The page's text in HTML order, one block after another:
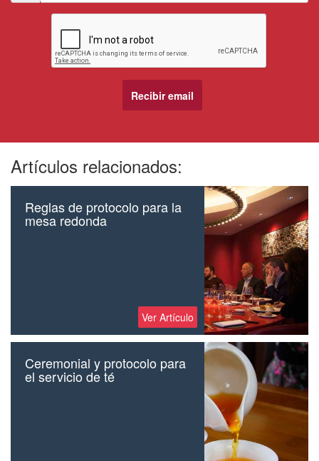
Artículos relacionados:
Reglas de protocolo para la
mesa redonda
Ver Artículo
Ceremonial y protocolo para
el servicio de té